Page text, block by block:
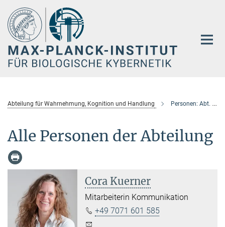
Hauptinhalt
Abteilung für Wahrnehmung, Kognition und Handlung Personen: Abt. Wahrnehmung Kognition und Handlung
Alle Personen der Abteilung
Cora Kuerner
Mitarbeiterin Kommunikation
+49 7071 601 585